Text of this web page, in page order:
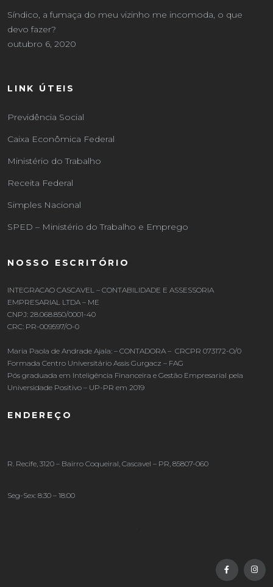
Síndico, a fumaça do meu vizinho me incomoda, o que
devo fazer?
outubro 6, 2020
LINK ÚTEIS
Previdência Social
Caixa Econômica Federal
Ministério do Trabalho
Receita Federal
Simples Nacional
SPED – Ministério do Trabalho e Emprego
NOSSO ESCRITÓRIO
INTEGRACAO CASCAVEL – CONTABILIDADE E ASSESSORIA
EMPRESARIAL LTDA – ME
CNPJ: 28.068.850/0001-40
CRC: PR-009597/O-0
Maria Paola de Andrade Ajala: – CONTADORA – CRCPR 073172-O/0
Formada Centro Universitário Assis Gurgacz – FAG
Pós graduada em Inteligência Financeira e Gestão Empresarial pela
Universidade Positivo – UP-PR em 2019
ENDEREÇO
R. Recife, 3120 – Bairro Coqueiral, Cascavel – PR, 85807-060
Seg-Sex: 8:30 – 18:00